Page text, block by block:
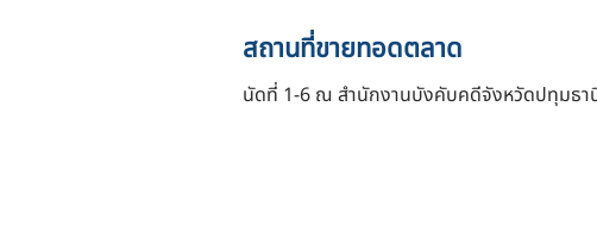
สถานที่ขายทอดตลาด
นัดที่ 1-6 ณ สำนักงานบังคับคดีจังหวัดปทุมธา